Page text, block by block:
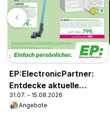
EP:ElectronicPartner:
Entdecke aktuelle
Angebote
31.07. - 15.08.2026
Angebote